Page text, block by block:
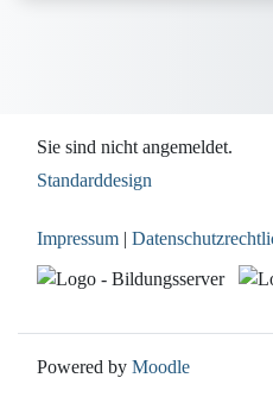
Sie sind nicht angemeldet.
Standarddesign
Impressum |
Powered by Moodle